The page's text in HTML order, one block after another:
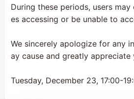
During these periods, users
es accessing or be unable to
We sincerely apologize for any
ay cause and greatly appreciate
Tuesday, December 23, 17:00-